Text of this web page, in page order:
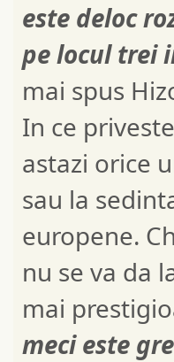
este deloc
pe locul trei
mai spus
In ce
astazi orice
sau la
europene.
nu se va da
mai
meci este